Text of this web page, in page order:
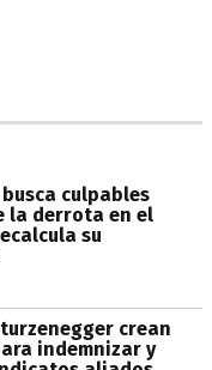
culpables
la derrota en el
su
crean
indemnizar y